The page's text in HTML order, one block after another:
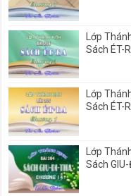
Lớp
Sách ÉT-
Lớp
Sách ÉT-
Lớp
Sách